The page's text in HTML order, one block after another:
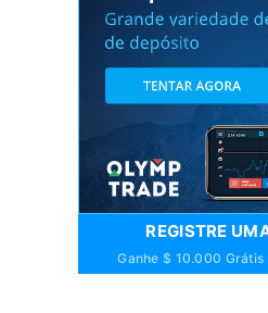
REGISTRE
Ganhe $ 10.000 Grátis